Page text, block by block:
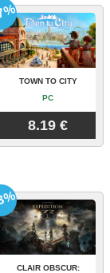
TOWN TO CITY
PC
8.19 €
CLAIR OBSCUR: